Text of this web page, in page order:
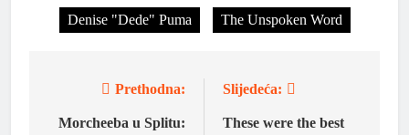
Denise "Dede" Puma The Unspoken Word
Prethodna:
Morcheeba u Splitu:
Slijedeća:
These were the best